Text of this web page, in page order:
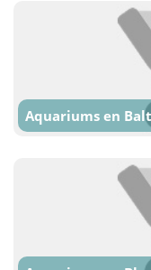
Aquariums en